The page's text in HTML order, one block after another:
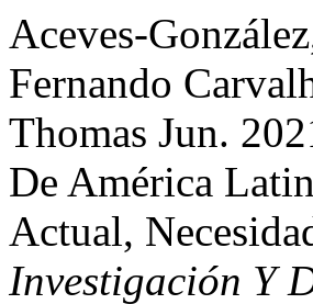
Aceves-
Fernando
Thomas Jun.
De América
Actual,
Investigación Y